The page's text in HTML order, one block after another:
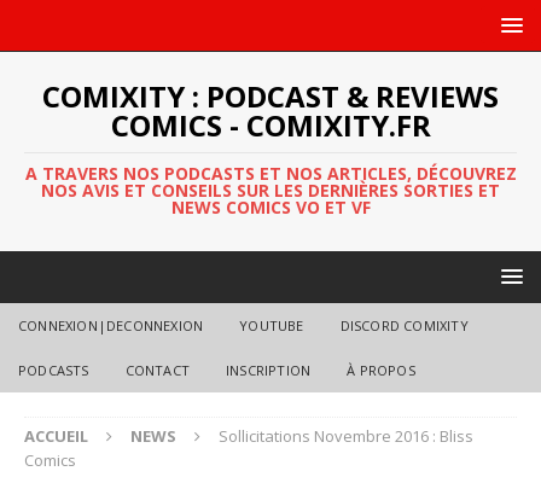
COMIXITY : PODCAST & REVIEWS
COMICS - COMIXITY.FR
A TRAVERS NOS PODCASTS ET NOS ARTICLES, DÉCOUVREZ
NOS AVIS ET CONSEILS SUR LES DERNIÈRES SORTIES ET
NEWS COMICS VO ET VF
CONNEXION|DECONNEXION YOUTUBE DISCORD COMIXITY
PODCASTS CONTACT INSCRIPTION À PROPOS
ACCUEIL NEWS
Sollicitations Novembre 2016 : Bliss
Comics